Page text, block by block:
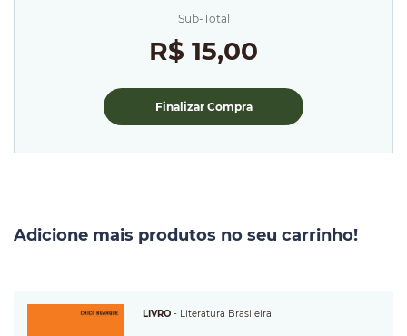
Sub-Total
R$ 15,00
Finalizar Compra
Adicione mais produtos no seu carrinho!
LIVRO - Literatura Brasileira